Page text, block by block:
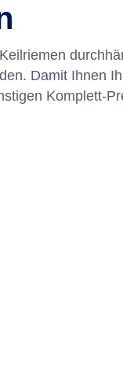
Damit Ihnen
Komplett-